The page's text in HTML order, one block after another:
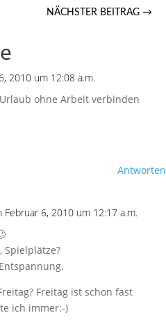
NÄCHSTER BEITRAG →
2010 um 12:08 a.m.
ohne Arbeit verbinden
Antworten
Februar 6, 2010 um 12:17 a.m.
Spielplätze?
Freitag ist schon fast
ich immer:-)